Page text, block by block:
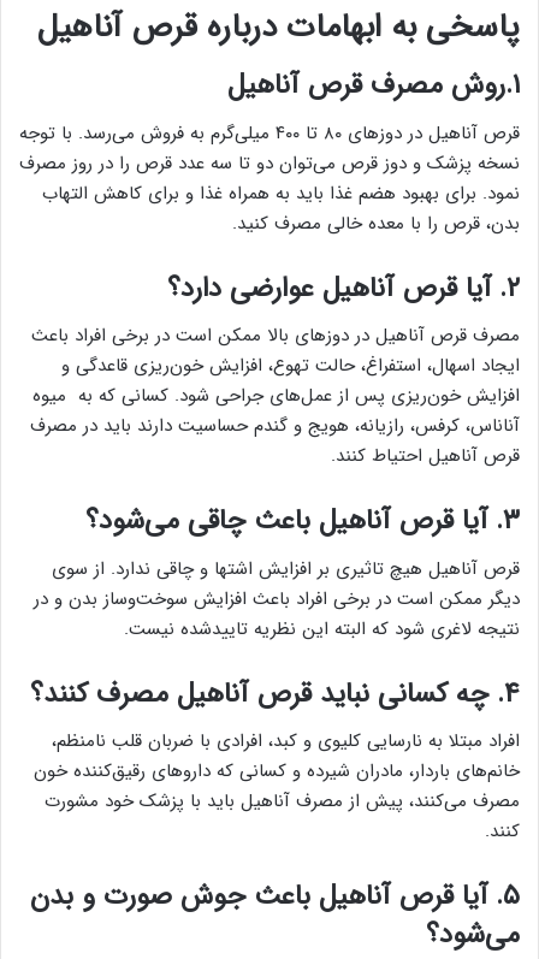
پاسخی به ابهامات درباره قرص آناهیل
۱.روش مصرف قرص آناهیل
قرص آناهیل در دوزهای ۸۰ تا ۴۰۰ میلی‌گرم به فروش می‌رسد. با توجه
نسخه پزشک و دوز قرص می‌توان دو تا سه عدد قرص را در روز مصرف
نمود. برای بهبود هضم غذا باید به همراه غذا و برای کاهش التهاب
بدن، قرص را با معده خالی مصرف کنید.
۲. آیا قرص آناهیل عوارضی دارد؟
مصرف قرص آناهیل در دوزهای بالا ممکن است در برخی افراد باعث
ایجاد اسهال، استفراغ، حالت تهوع، افزایش خون‌ریزی قاعدگی و
افزایش خون‌ریزی پس از عمل‌های جراحی شود. کسانی که به میوه
آناناس، کرفس، رازیانه، هویج و گندم حساسیت دارند باید در مصرف
قرص آناهیل احتیاط کنند.
۳. آیا قرص آناهیل باعث چاقی می‌شود؟
قرص آناهیل هیچ تاثیری بر افزایش اشتها و چاقی ندارد. از سوی
دیگر ممکن است در برخی افراد باعث افزایش سوخت‌وساز بدن و در
نتیجه لاغری شود که البته این نظریه تاییدشده نیست.
۴. چه کسانی نباید قرص آناهیل مصرف کنند؟
افراد مبتلا به نارسایی کلیوی و کبد، افرادی با ضربان قلب نامنظم،
خانم‌های باردار، مادران شیرده و کسانی که داروهای رقیق‌کننده خون
مصرف می‌کنند، پیش از مصرف آناهیل باید با پزشک خود مشورت
کنند.
۵. آیا قرص آناهیل باعث جوش صورت و بدن
می‌شود؟